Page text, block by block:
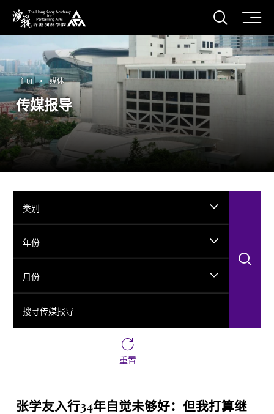
香港演艺学院
打开
主页 媒体
传媒报导
类别
年份
月份
重置
张学友入行34年自觉未够好：但我打算继